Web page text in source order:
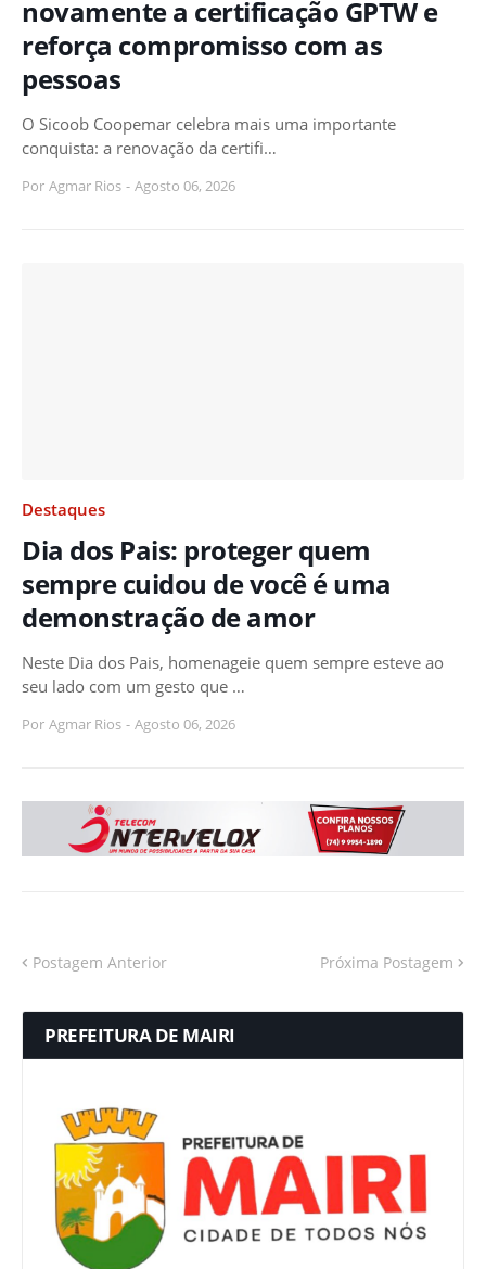
novamente a certificação GPTW e
reforça compromisso com as
pessoas
O Sicoob Coopemar celebra mais uma importante
conquista: a renovação da certifi…
Por Agmar Rios - Agosto 06, 2026
Destaques
Dia dos Pais: proteger quem
sempre cuidou de você é uma
demonstração de amor
Neste Dia dos Pais, homenageie quem sempre esteve ao
seu lado com um gesto que …
Por Agmar Rios - Agosto 06, 2026
Postagem Anterior Próxima Postagem
PREFEITURA DE MAIRI